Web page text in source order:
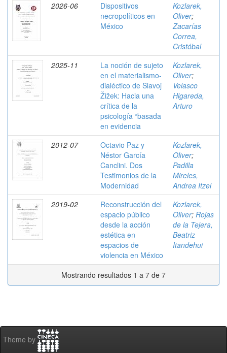
2026-06
Dispositivos
necropolíticos en
México
Kozlarek,
Oliver;
Zacarías
Correa,
Cristóbal
2025-11
La noción de sujeto
en el materialismo-
dialéctico de Slavoj
Žižek: Hacia una
crítica de la
psicología “basada
en evidencia
Kozlarek,
Oliver;
Velasco
Higareda,
Arturo
2012-07
Octavio Paz y
Néstor García
Canclini. Dos
Testimonios de la
Modernidad
Kozlarek,
Oliver;
Padilla
Mireles,
Andrea Itzel
2019-02
Reconstrucción del
espacio público
desde la acción
estética en
espacios de
violencia en México
Kozlarek,
Oliver; Rojas
de la Tejera,
Beatriz
Itandehui
Mostrando resultados 1 a 7 de 7
Theme by